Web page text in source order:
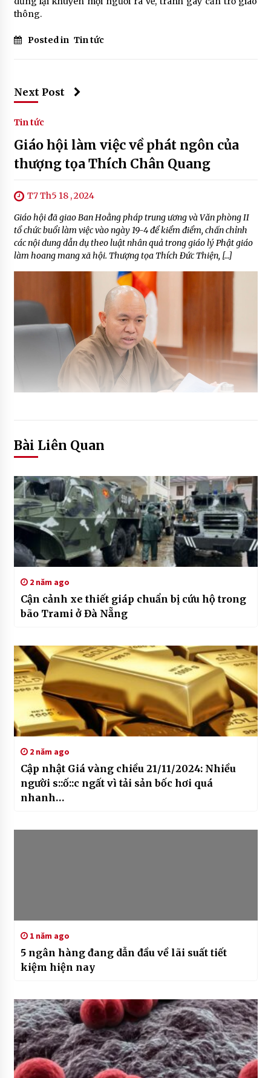
thông.
Posted in Tin tức
Next Post
Tin tức
Giáo hội làm việc về phát ngôn của
thượng tọa Thích Chân Quang
T7 Th5 18 , 2024
Giáo hội đã giao Ban Hoằng pháp trung ương và Văn phòng II
tổ chức buổi làm việc vào ngày 19-4 để kiểm điểm, chấn chỉnh
các nội dung dẫn dụ theo luật nhân quả trong giáo lý Phật giáo
làm hoang mang xã hội. Thượng tọa Thích Đức Thiện, […]
Bài Liên Quan
2 năm ago
Cận cảnh xe thiết giáp chuẩn bị cứu hộ trong
bão Trami ở Đà Nẵng
2 năm ago
Cập nhật Giá vàng chiều 21/11/2024: Nhiều
người s::ố::c ngất vì tải sản bốc hơi quá
nhanh…
1 năm ago
5 ngân hàng đang dẫn đầu về lãi suất tiết
kiệm hiện nay